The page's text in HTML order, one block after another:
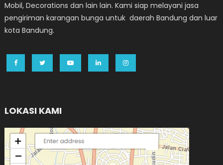
Mobil, Decorations dan lain lain. Kami siap melayani jasa
pengiriman karangan bunga untuk daerah Bandung dan luar
kota Bandung.
LOKASI KAMI